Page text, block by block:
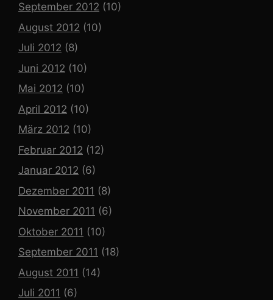
September 2012 (10)
August 2012 (10)
Juli 2012 (8)
Juni 2012 (10)
Mai 2012 (10)
April 2012 (10)
März 2012 (10)
Februar 2012 (12)
Januar 2012 (6)
Dezember 2011 (8)
November 2011 (6)
Oktober 2011 (10)
September 2011 (18)
August 2011 (14)
Juli 2011 (6)